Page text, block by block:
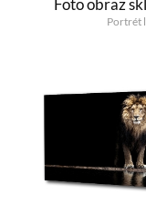
Foto obraz
Portrét